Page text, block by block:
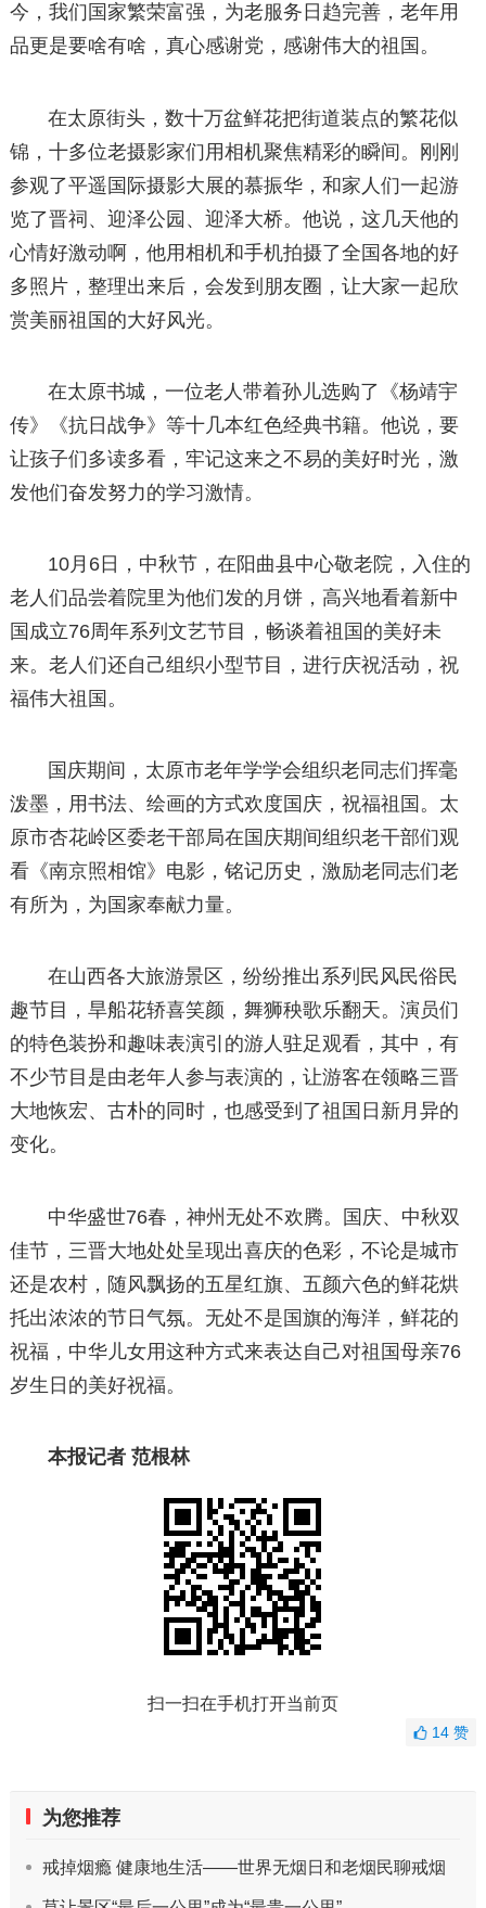
今，我们国家繁荣富强，为老服务日趋完善，老年用
品更是要啥有啥，真心感谢党，感谢伟大的祖国。
在太原街头，数十万盆鲜花把街道装点的繁花似
锦，十多位老摄影家们用相机聚焦精彩的瞬间。刚刚
参观了平遥国际摄影大展的慕振华，和家人们一起游
览了晋祠、迎泽公园、迎泽大桥。他说，这几天他的
心情好激动啊，他用相机和手机拍摄了全国各地的好
多照片，整理出来后，会发到朋友圈，让大家一起欣
赏美丽祖国的大好风光。
在太原书城，一位老人带着孙儿选购了《杨靖宇
传》《抗日战争》等十几本红色经典书籍。他说，要
让孩子们多读多看，牢记这来之不易的美好时光，激
发他们奋发努力的学习激情。
10月6日，中秋节，在阳曲县中心敬老院，入住的
老人们品尝着院里为他们发的月饼，高兴地看着新中
国成立76周年系列文艺节目，畅谈着祖国的美好未
来。老人们还自己组织小型节目，进行庆祝活动，祝
福伟大祖国。
国庆期间，太原市老年学学会组织老同志们挥毫
泼墨，用书法、绘画的方式欢度国庆，祝福祖国。太
原市杏花岭区委老干部局在国庆期间组织老干部们观
看《南京照相馆》电影，铭记历史，激励老同志们老
有所为，为国家奉献力量。
在山西各大旅游景区，纷纷推出系列民风民俗民
趣节目，旱船花轿喜笑颜，舞狮秧歌乐翻天。演员们
的特色装扮和趣味表演引的游人驻足观看，其中，有
不少节目是由老年人参与表演的，让游客在领略三晋
大地恢宏、古朴的同时，也感受到了祖国日新月异的
变化。
中华盛世76春，神州无处不欢腾。国庆、中秋双
佳节，三晋大地处处呈现出喜庆的色彩，不论是城市
还是农村，随风飘扬的五星红旗、五颜六色的鲜花烘
托出浓浓的节日气氛。无处不是国旗的海洋，鲜花的
祝福，中华儿女用这种方式来表达自己对祖国母亲76
岁生日的美好祝福。
本报记者 范根林
扫一扫在手机打开当前页
14赞
为您推荐
戒掉烟瘾 健康地生活——世界无烟日和老烟民聊戒烟